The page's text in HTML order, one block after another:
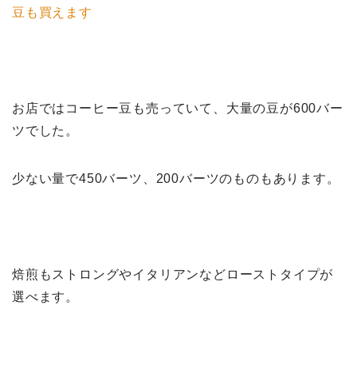
豆も買えます
お店ではコーヒー豆も売っていて、大量の豆が600バー
ツでした。
少ない量で450バーツ、200バーツのものもあります。
焙煎もストロングやイタリアンなどローストタイプが
選べます。